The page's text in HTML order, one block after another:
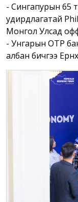
- Сингапурын 65
удирдлагатай
Монгол Улсад
- Унгарын OTP
албан бичгээ